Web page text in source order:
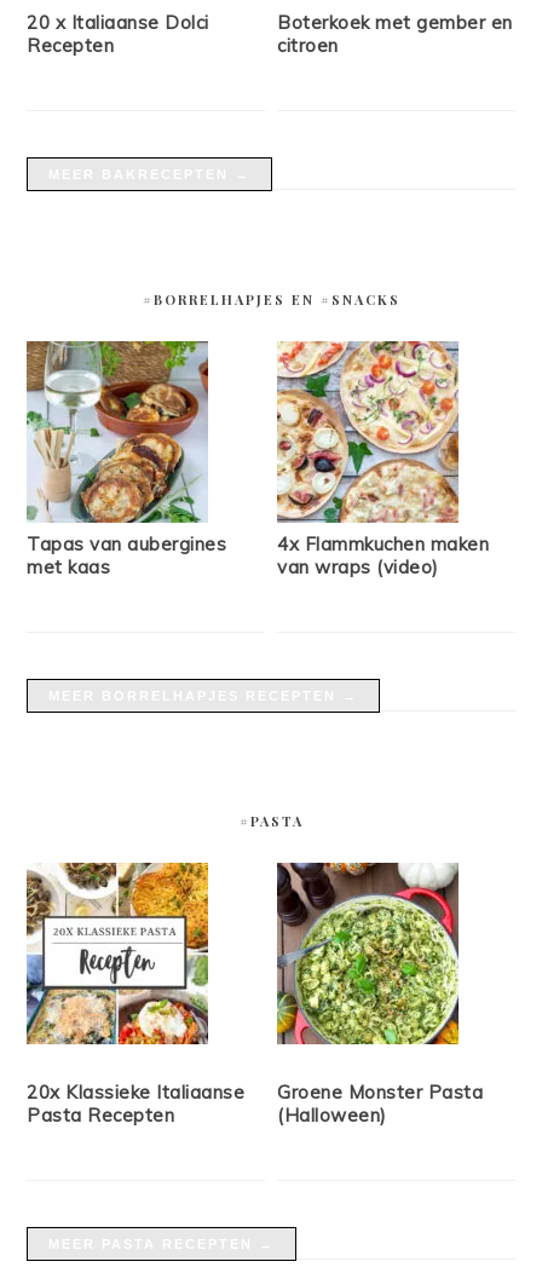
20 x Italiaanse Dolci
Recepten
Boterkoek met gember en
citroen
#BORRELHAPJES EN #SNACKS
Tapas van aubergines
met kaas
4x Flammkuchen maken
van wraps (video)
#PASTA
20x Klassieke Italiaanse
Pasta Recepten
Groene Monster Pasta
(Halloween)